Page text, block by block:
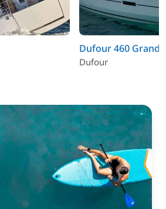
Dufour 460 Grand
Dufour